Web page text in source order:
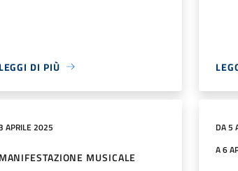
LEGGI DI PIÙ
APRILE 2025
MANIFESTAZIONE MUSICALE
DA 5
A 6